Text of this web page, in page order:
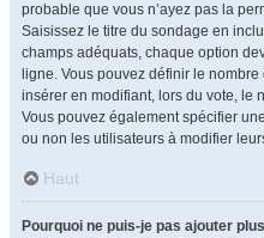
probable que vous n’ayez pas la
Saisissez le titre du sondage en
champs adéquats, chaque option
ligne. Vous pouvez définir le
insérer en modifiant, lors du vote, le
Vous pouvez également spécifier
ou non les utilisateurs à modifier
Haut
Pourquoi ne puis-je pas ajouter